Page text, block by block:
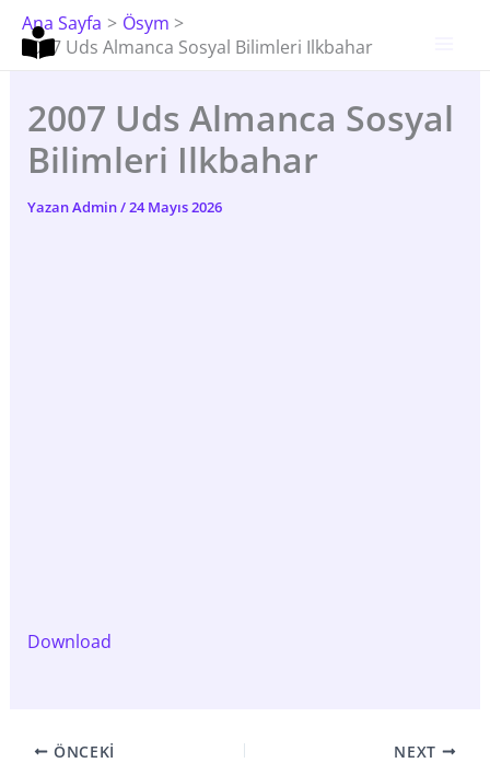
İçeriğe
Atla
Ana Sayfa
Ösym
2007 Uds Almanca Sosyal Bilimleri Ilkbahar
2007 Uds Almanca Sosyal
Bilimleri Ilkbahar
YazanAdmin/24 Mayıs 2026
Download
ÖNCEKI NEXT